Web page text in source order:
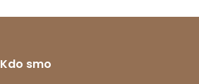
Kdo smo